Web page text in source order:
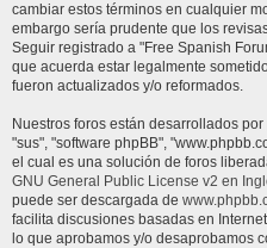
cambiar estos términos en cualquier
embargo sería prudente que los
Seguir registrado a "Free Spanish
que acuerda estar legalmente
fueron actualizados y/o reformados.
Nuestros foros están desarrollados
"sus", "software phpBB",
el cual es una solución de foros
GNU General Public License v2 en
puede ser descargada de
facilita discusiones basadas en
lo que aprobamos y/o desaprobamos